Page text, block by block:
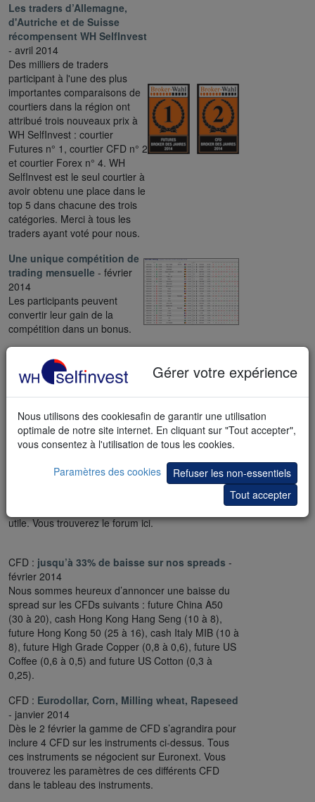
Les traders d’Allemagne,
d'Autriche et de Suisse
récompensent WH SelfInvest
- avril 2014
Des milliers de traders
participant à l'une des plus
importantes comparaisons de
courtiers dans la région ont
attribué trois nouveaux prix à
WH SelfInvest : courtier
Futures n° 1, courtier CFD n° 2
et courtier Forex n° 4. WH
SelfInvest est le seul courtier à
avoir obtenu une place dans le
top 5 dans chacune des trois
catégories. Merci à tous les
traders ayant voté pour nous.
Une unique compétition de
trading mensuelle - février
2014
Les participants peuvent
convertir leur gain de la
compétition dans un bonus.
CAC, DAX & FTSE MIB
- février 2014
Notre forum de trading très populaire
a été complété par des analyses
quotidiennes sur le CAC, DAX et
FTSE MIB. Ces analyses permettent
d’identifier la tendance du jour et le
niveau de prix auquel elle pourrait se
retourner. Les traders peuvent
bénéficier d’idées de trading basées
utile. Vous trouverez le forum ici.
CFD : jusqu’à 33% de baisse sur nos spreads -
février 2014
Nous sommes heureux d’annoncer une baisse du
spread sur les CFDs suivants : future China A50
(30 à 20), cash Hong Kong Hang Seng (10 à 8),
future Hong Kong 50 (25 à 16), cash Italy MIB (10 à
8), future High Grade Copper (0,8 à 0,6), future US
Coffee (0,6 à 0,5) and future US Cotton (0,3 à
0,25).
CFD : Eurodollar, Corn, Milling wheat, Rapeseed
- janvier 2014
Dès le 2 février la gamme de CFD s’agrandira pour
inclure 4 CFD sur les instruments ci-dessus. Tous
ces instruments se négocient sur Euronext. Vous
trouverez les paramètres de ces différents CFD
dans le tableau des instruments.
Gérer votre expérience
Nous utilisons des cookiesafin de garantir une utilisation
optimale de notre site internet. En cliquant sur "Tout accepter",
vous consentez à l'utilisation de tous les cookies.
Paramètres des cookies
Refuser les non-essentiels
Tout accepter